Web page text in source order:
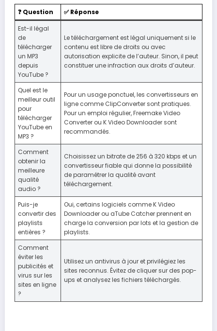
❓ Question
✅ Réponse
Est-il légal
de
télécharger
un MP3
depuis
YouTube ?
Le téléchargement est légal uniquement si le
contenu est libre de droits ou avec
autorisation explicite de l’auteur. Sinon, il peut
constituer une infraction aux droits d’auteur.
Quel est le
meilleur outil
pour
télécharger
YouTube en
MP3 ?
Pour un usage ponctuel, les convertisseurs en
ligne comme ClipConverter sont pratiques.
Pour un emploi régulier, Freemake Video
Converter ou K Video Downloader sont
recommandés.
Comment
obtenir la
meilleure
qualité
audio ?
Choisissez un bitrate de 256 à 320 kbps et un
convertisseur fiable qui donne la possibilité
de paramétrer la qualité avant
téléchargement.
Puis-je
convertir des
playlists
entières ?
Oui, certains logiciels comme K Video
Downloader ou aTube Catcher prennent en
charge la conversion par lots et la gestion de
playlists.
Comment
éviter les
publicités et
virus sur les
sites en ligne
?
Utilisez un antivirus à jour et privilégiez les
sites reconnus. Évitez de cliquer sur des pop-
ups et analysez les fichiers téléchargés.